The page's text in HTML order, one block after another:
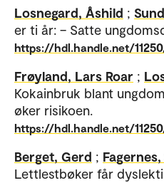
Losnegard, Åshild ;
er ti år: – Satte
https://hdl.handle.net/
Frøyland, Lars Roar ;
Kokainbruk blant
øker risikoen.
https://hdl.handle.net/
Berget, Gerd ;
Lettlestbøker får